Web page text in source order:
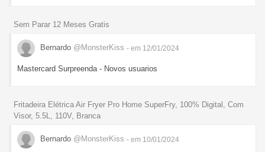
Sem Parar 12 Meses Gratis
Bernardo @MonsterKiss - em 12/01/2024
Mastercard Surpreenda - Novos usuarios
Fritadeira Elétrica Air Fryer Pro Home SuperFry, 100% Digital, Com
Visor, 5.5L, 110V, Branca
Bernardo @MonsterKiss - em 10/01/2024